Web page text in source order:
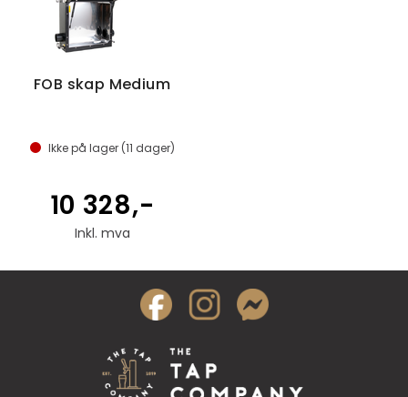
FOB skap Medium
Ikke på lager (11 dager)
10 328,-
Inkl. mva